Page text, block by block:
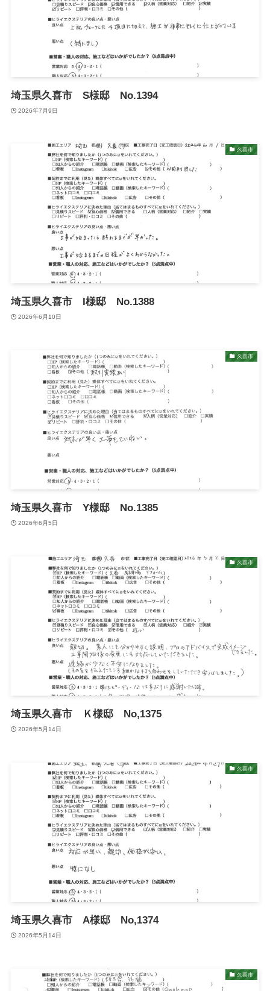
埼玉県久喜市 S様邸 No.1394
2026年7月9日
久喜市
埼玉県久喜市 I様邸 No.1388
2026年6月10日
久喜市
埼玉県久喜市 Y様邸 No.1385
2026年6月5日
久喜市
埼玉県久喜市 Ｋ様邸 No,1375
2026年5月14日
久喜市
埼玉県久喜市 A様邸 No,1374
2026年5月14日
久喜市